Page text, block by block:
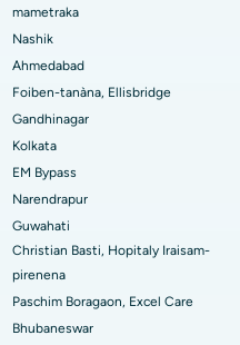
Main Road, Visakhapatnam
lalana Subhash Nagar,
Karaikudi
Warangal
Arera Colony, Bhopal
Bangalore
Madurai
mametraka
Nashik
Ahmedabad
Foiben-tanàna, Ellisbridge
Gandhinagar
Kolkata
EM Bypass
Narendrapur
Guwahati
Christian Basti, Hopitaly Iraisam-
pirenena
Paschim Boragaon, Excel Care
Bhubaneswar